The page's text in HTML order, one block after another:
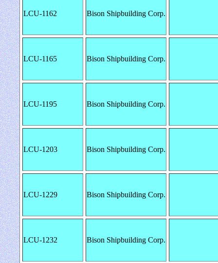
LCU-1162 Bison Shipbuilding Corp.
LCU-1165 Bison Shipbuilding Corp.
LCU-1195 Bison Shipbuilding Corp.
LCU-1203 Bison Shipbuilding Corp.
LCU-1229 Bison Shipbuilding Corp.
LCU-1232 Bison Shipbuilding Corp.